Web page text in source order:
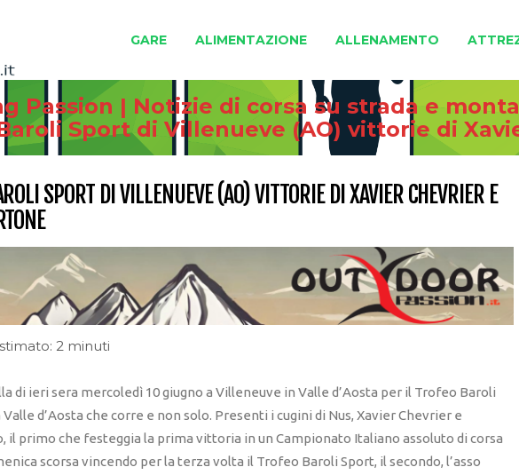
GARE ALIMENTAZIONE ALLENAMENTO
Passion | Notizie di corsa su strada e
Sport di Villenueve (AO) vittorie di
SPORT DI VILLENUEVE (AO) VITTORIE DI XAVIER CHEVRIER E
2 minuti
di ieri sera mercoledì 10 giugno a Villeneuve in Valle d’Aosta per il Trofeo Baroli
Valle d’Aosta che corre e non solo. Presenti i cugini di Nus, Xavier Chevrier e
il primo che festeggia la prima vittoria in un Campionato Italiano assoluto di corsa
scorsa vincendo per la terza volta il Trofeo Baroli Sport, il secondo, l’asso